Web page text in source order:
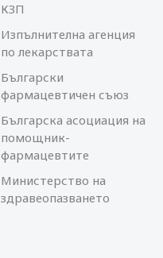
КЗП
Изпълнителна агенция
по лекарствата
Български
фармацевтичен съюз
Българска асоциация на
помощник-
фармацевтите
Министерство на
здравеопазването